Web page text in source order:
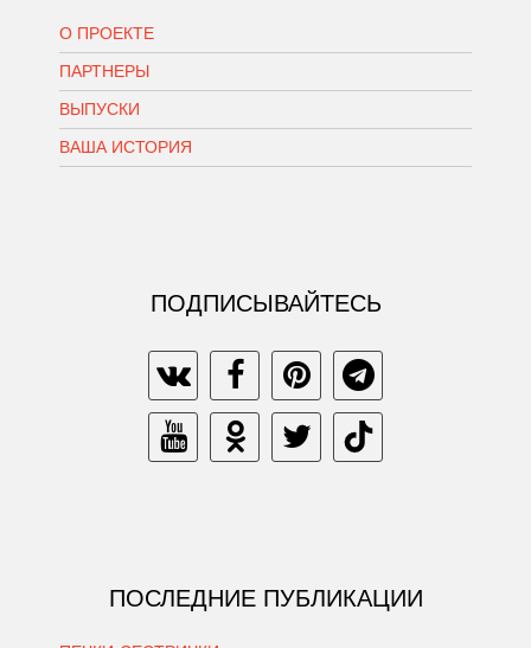
О ПРОЕКТЕ
ПАРТНЕРЫ
ВЫПУСКИ
ВАША ИСТОРИЯ
ПОДПИСЫВАЙТЕСЬ
ПОСЛЕДНИЕ ПУБЛИКАЦИИ